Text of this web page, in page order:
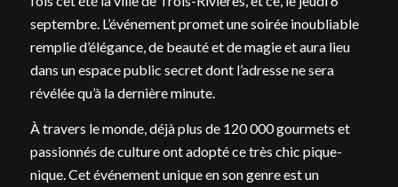
septembre. L’événement promet une soirée inoubliable
remplie d’élégance, de beauté et de magie et aura lieu
dans un espace public secret dont l’adresse ne sera
révélée qu’à la dernière minute.
À travers le monde, déjà plus de 120 000 gourmets et
passionnés de culture ont adopté ce très chic pique-
nique. Cet événement unique en son genre est un